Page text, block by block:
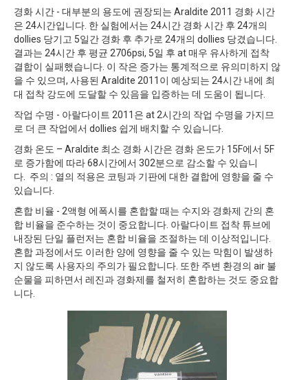
경화 시간 - 대부분의 용도에 권장되는 Araldite 2011 경화 시간
은 24시간입니다. 한 실험에서는 24시간 경화 시간 후 24개의
dollies 당기고 5일간 경화 후 추가로 24개의 dollies 당겼습니다.
결과는 24시간 후 평균 2706psi, 5일 후 at 매우 유사하게 접착
결합이 실패했습니다. 이 작은 증가는 통계적으로 유의미하지 않
을 수 있으며, 사용된 Araldite 2011이 예상되는 24시간 내에 최
대 접착 강도에 도달할 수 있음을 입증하는 데 도움이 됩니다.
작업 수명 - 아랄다이트 2011은 at 2시간의 작업 수명을 가지므
로 더 큰 작업에서 dollies 쉽게 배치할 수 있습니다.
경화 온도 – Araldite 최소 경화 시간은 경화 온도가 15F에서 5F
로 증가함에 따라 68시간에서 302분으로 감소할 수 있습니
다. 주의 : 열의 적용은 코팅과 기판에 대한 결합에 영향을 줄 수
있습니다.
혼합 비율 - 2액형 에폭시를 혼합할 때는 수지와 경화제 간의 혼
합 비율을 준수하는 것이 중요합니다. 아랄다이트 접착 튜브에
내장된 단일 플런저는 혼합 비율을 조절하는 데 이상적입니다.
혼합 과정에서도 이러한 양에 영향을 줄 수 있는 막힘이 발생하
지 않도록 사용자의 주의가 필요합니다. 또한 주변 환경의 air 불
순물을 피하면서 레진과 경화제를 철저히 혼합하는 것도 중요합
니다.